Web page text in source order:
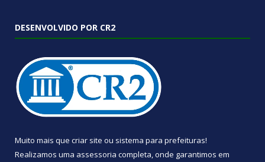
DESENVOLVIDO POR CR2
Muito mais que criar site ou sistema para prefeituras!
Realizamos uma assessoria completa, onde garantimos em